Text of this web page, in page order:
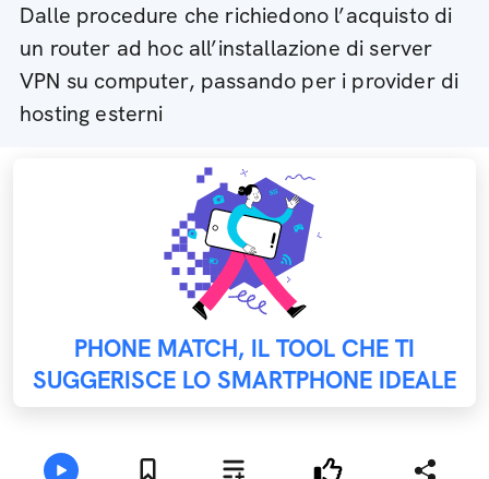
Dalle procedure che richiedono l’acquisto di
un router ad hoc all’installazione di server
VPN su computer, passando per i provider di
hosting esterni
PHONE MATCH, IL TOOL CHE TI
SUGGERISCE LO SMARTPHONE IDEALE